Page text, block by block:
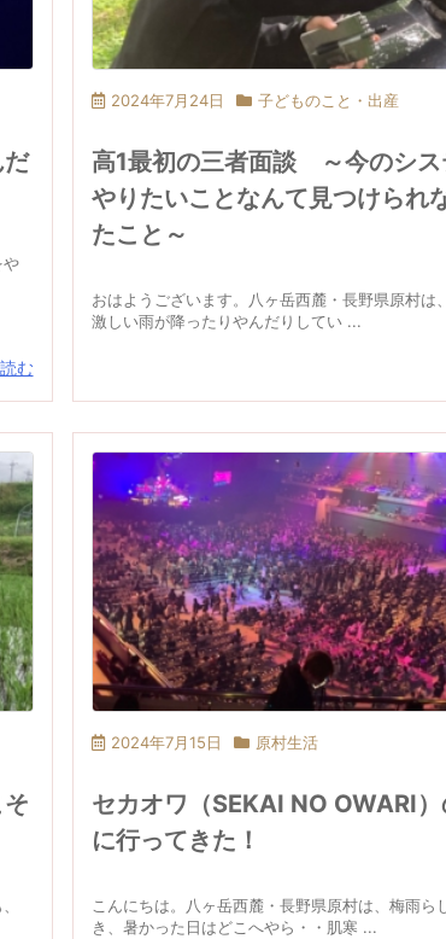
や
む
2024年7月24日 子どものこと・出産
高1最初の三者面談 ～今のシス
やりたいことなんて見つけられ
たこと～
おはようございます。八ヶ岳西麓・長野県原村は
激しい雨が降ったりやんだりしてい ...
2024年7月15日 原村生活
セカオワ（SEKAI NO OWARI
に行ってきた！
こんにちは。八ヶ岳西麓・長野県原村は、梅雨ら
き、暑かった日はどこへやら・・肌寒 ...